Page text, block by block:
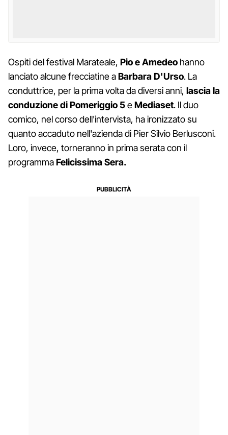
Ospiti del festival Marateale, Pio e Amedeo hanno
lanciato alcune frecciatine aBarbara D'Urso. La
conduttrice, per la prima volta da diversi anni, lascia la
conduzione di Pomeriggio 5eMediaset. Il duo
comico, nel corso dell'intervista, ha ironizzato su
quanto accaduto nell'azienda di Pier Silvio Berlusconi.
Loro, invece, torneranno in prima serata con il
programmaFelicissima Sera.